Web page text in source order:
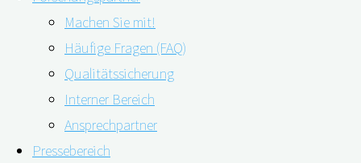
Machen Sie mit!
Häufige Fragen (FAQ)
Qualitätssicherung
Interner Bereich
Ansprechpartner
Pressebereich